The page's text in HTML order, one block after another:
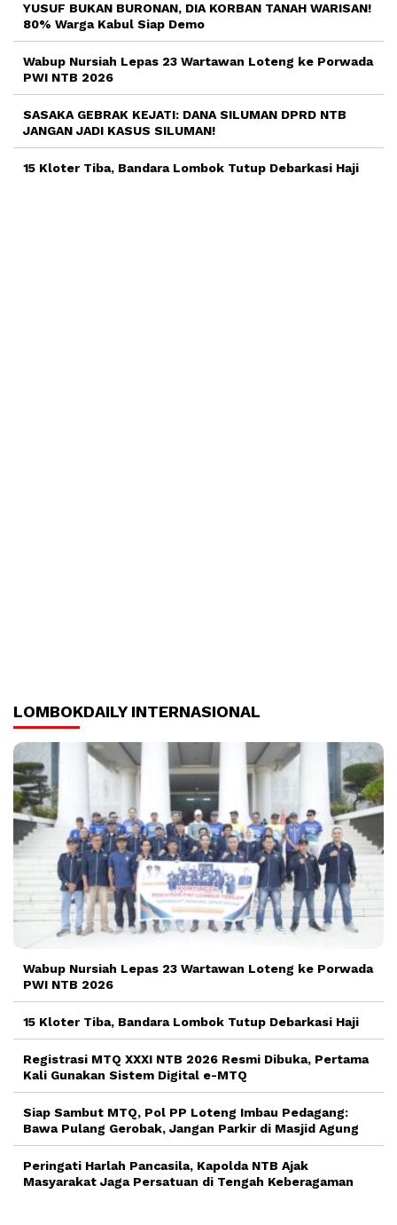
YUSUF BUKAN BURONAN, DIA KORBAN TANAH WARISAN!
80% Warga Kabul Siap Demo
Wabup Nursiah Lepas 23 Wartawan Loteng ke Porwada
PWI NTB 2026
SASAKA GEBRAK KEJATI: DANA SILUMAN DPRD NTB
JANGAN JADI KASUS SILUMAN!
15 Kloter Tiba, Bandara Lombok Tutup Debarkasi Haji
LOMBOKDAILY INTERNASIONAL
Wabup Nursiah Lepas 23 Wartawan Loteng ke Porwada
PWI NTB 2026
15 Kloter Tiba, Bandara Lombok Tutup Debarkasi Haji
Registrasi MTQ XXXI NTB 2026 Resmi Dibuka, Pertama
Kali Gunakan Sistem Digital e-MTQ
Siap Sambut MTQ, Pol PP Loteng Imbau Pedagang:
Bawa Pulang Gerobak, Jangan Parkir di Masjid Agung
Peringati Harlah Pancasila, Kapolda NTB Ajak
Masyarakat Jaga Persatuan di Tengah Keberagaman